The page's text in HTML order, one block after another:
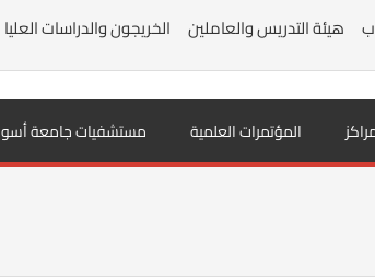
الخريجون والدراسات العليا هيئة التدريس والعاملين
مستشفيات جامعة المؤتمرات العلمية